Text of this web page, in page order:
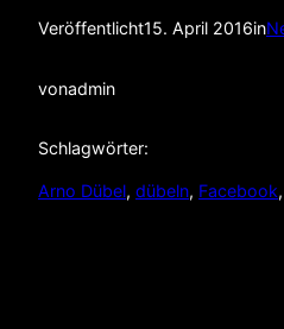
Veröffentlicht15. April 2016in
vonadmin
Schlagwörter:
Arno Dübel, dübeln, Facebook,